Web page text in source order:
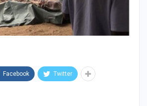
Facebook Twitter